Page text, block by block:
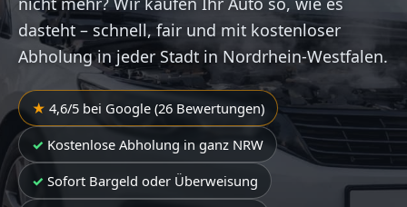
dasteht – schnell, fair und mit kostenloser
Abholung in jeder Stadt in Nordrhein-Westfalen.
4,6/5 bei Google (26 Bewertungen)
Kostenlose Abholung in ganz NRW
Sofort Bargeld oder Überweisung